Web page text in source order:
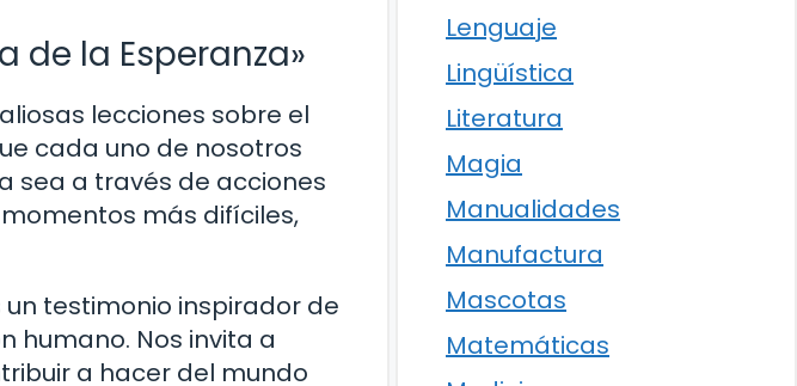
de la Esperanza»
lecciones sobre el
cada uno de nosotros
sea a través de acciones
más difíciles,
un testimonio inspirador de
humano. Nos invita a
a hacer del mundo
Lenguaje
Lingüística
Literatura
Magia
Manualidades
Manufactura
Mascotas
Matemáticas